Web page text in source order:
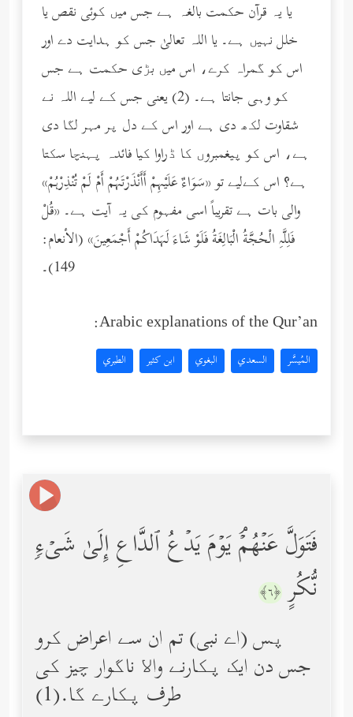
یا یہ قرآن حکمت بالغہ ہے جس میں کوئی نقص یا
خلل نہیں ہے۔ یا اللہ تعالیٰ جس کو ہدایت دے اور
اس کو گمراہ کرے، اس میں بڑی حکمت ہے جس
کو وہی جانتا ہے۔ (2) یعنی جس کے لیے اللہ نے
شقاوت لکھ دی ہے اور اس کے دل پر مہر لگا دی
ہے، اس کو پیغمبروں کا ڈراوا کیا فائدہ پہنچا سکتا
ہے؟ اس کےلیے تو «سَوَاءٌ عَلَيْهِمْ أَأَنْذَرْتَهُمْ أَمْ لَمْ تُنْذِرْهُمْ»
والی بات ہے تقریباً اسی مفہوم کی یہ آیت ہے۔ «قُلْ
فَلِلَّهِ الْحُجَّةُ الْبَالِغَةُ فَلَوْ شَاءَ لَهَدَاكُمْ أَجْمَعِينَ» (الأنعام:
149)۔
Arabic explanations of the Qur’an:
المُيسَّر السعدي البغوي ابن كثير الطبري
فَتَوَلَّ عَنۡهُمۡۘ یَوۡمَ یَدۡعُ ٱلدَّاعِ إِلَىٰ شَیۡءࣲ
نُّكُرٍ ﴿٦﴾
پس (اے نبی) تم ان سے اعراض کرو
جس دن ایک پکارنے واﻻ ناگوار چیز کی
طرف پکارے گا.(1)